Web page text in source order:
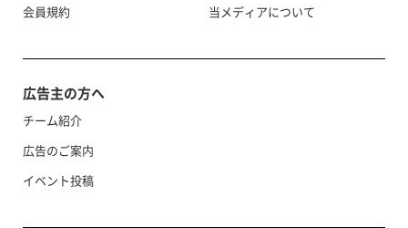
会員規約
当メディアについて
広告主の方へ
チーム紹介
広告のご案内
イベント投稿